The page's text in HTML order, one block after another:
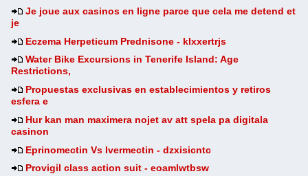
Je joue aux casinos en ligne parce que cela me detend et
je
Eczema Herpeticum Prednisone - klxxertrjs
Water Bike Excursions in Tenerife Island: Age
Restrictions,
Propuestas exclusivas en establecimientos y retiros
esfera e
Hur kan man maximera nojet av att spela pa digitala
casinon
Eprinomectin Vs Ivermectin - dzxisicntc
Provigil class action suit - eoamlwtbsw